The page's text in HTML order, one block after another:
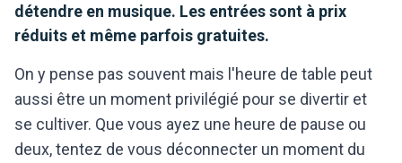
détendre en musique. Les entrées sont à prix
réduits et même parfois gratuites.
On y pense pas souvent mais l'heure de table peut
aussi être un moment privilégié pour se divertir et
se cultiver. Que vous ayez une heure de pause ou
deux, tentez de vous déconnecter un moment du